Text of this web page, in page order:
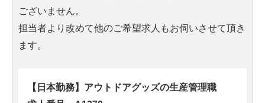
ございません。
担当者より改めて他のご希望求人もお伺いさせて頂き
ます。
【日本勤務】アウトドアグッズの生産管理職